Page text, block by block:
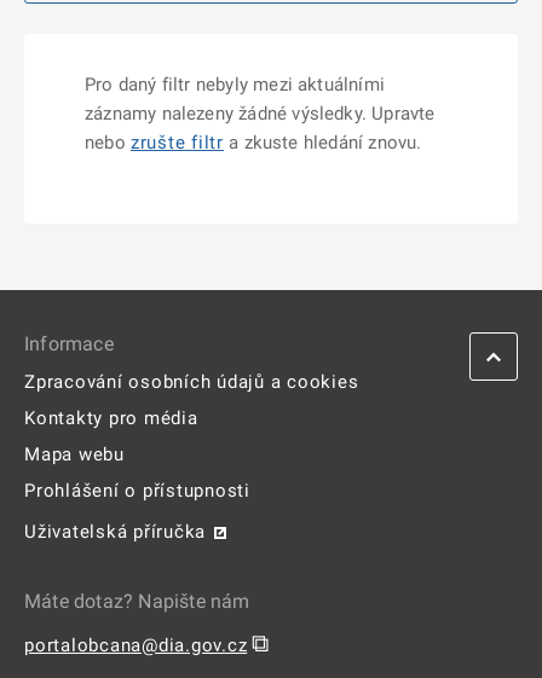
Pro daný filtr nebyly mezi aktuálními
záznamy nalezeny žádné výsledky. Upravte
nebo zrušte filtr a zkuste hledání znovu.
Informace
Zpracování osobních údajů a cookies
Kontakty pro média
Mapa webu
Prohlášení o přístupnosti
Uživatelská příručka
Máte dotaz? Napište nám
portalobcana@dia.gov.cz ⧉